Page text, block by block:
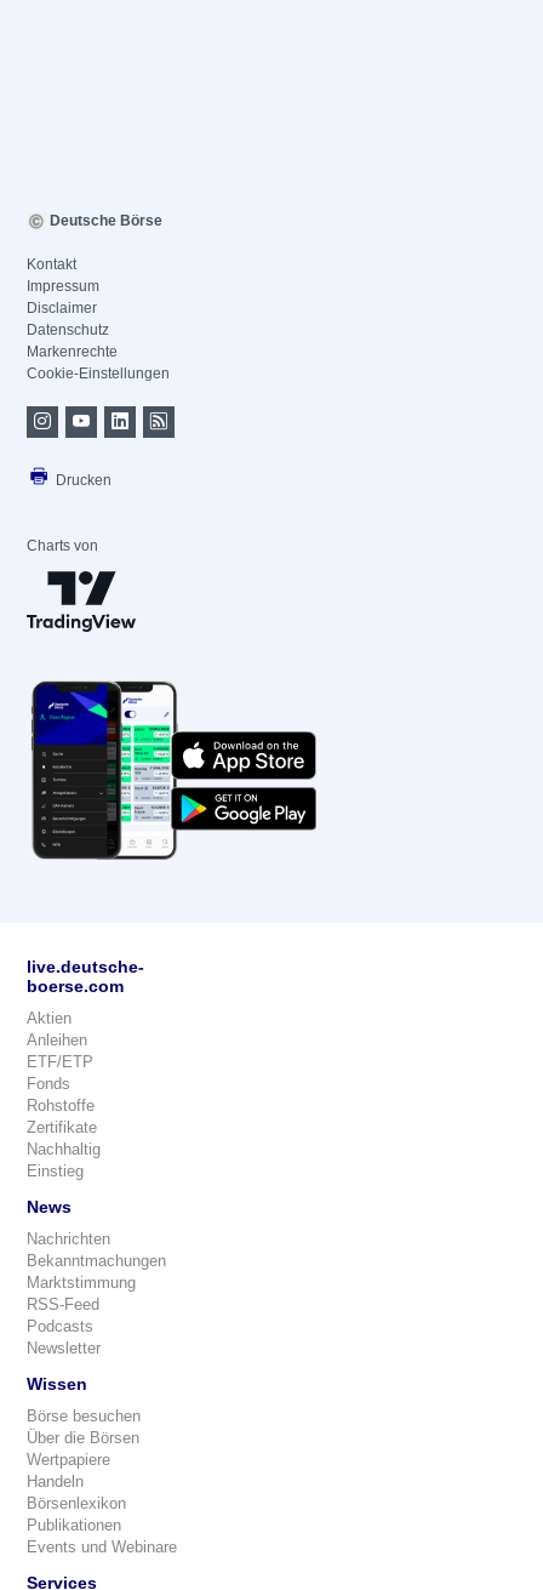
Deutsche Börse
Kontakt
Impressum
Disclaimer
Datenschutz
Markenrechte
Cookie-Einstellungen
Drucken
Charts von
live.deutsche-
boerse.com
Aktien
Anleihen
ETF/ETP
Fonds
Rohstoffe
Zertifikate
Nachhaltig
Einstieg
News
Nachrichten
Bekanntmachungen
Marktstimmung
RSS-Feed
Podcasts
Newsletter
Wissen
Börse besuchen
Über die Börsen
Wertpapiere
Handeln
Börsenlexikon
Publikationen
Events und Webinare
Services